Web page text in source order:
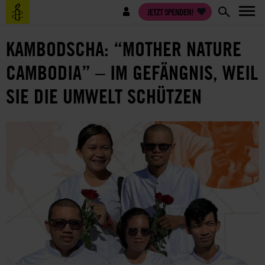
Direkt
zum
Benutzermenü JETZT SPENDEN!
KAMBODSCHA: “MOTHER NATURE
CAMBODIA” – IM GEFÄNGNIS, WEIL
SIE DIE UMWELT SCHÜTZEN